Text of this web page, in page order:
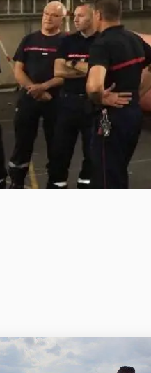
Transsylvanske
flashoversvømmelser